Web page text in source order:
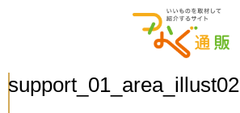
support_01_area_illust02